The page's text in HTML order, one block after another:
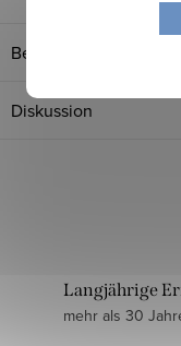
Bewertung
Diskussion
Langjährige
mehr als 30